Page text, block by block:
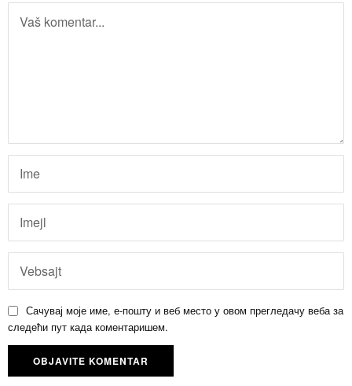
Сачувај моје име, е-пошту и веб место у овом прегледачу веба за
следећи пут када коментаришем.